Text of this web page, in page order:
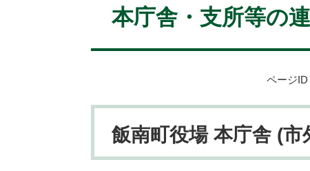
本庁舎・支所等の
ページID
飯南町役場 本庁舎 (市